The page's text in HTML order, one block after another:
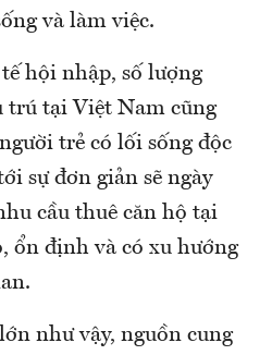
và làm việc.
hội nhập, số lượng
trú tại Việt Nam cũng
trẻ có lối sống độc
sự đơn giản sẽ ngày
cầu thuê căn hộ tại
ổn định và có xu hướng
như vậy, nguồn cung